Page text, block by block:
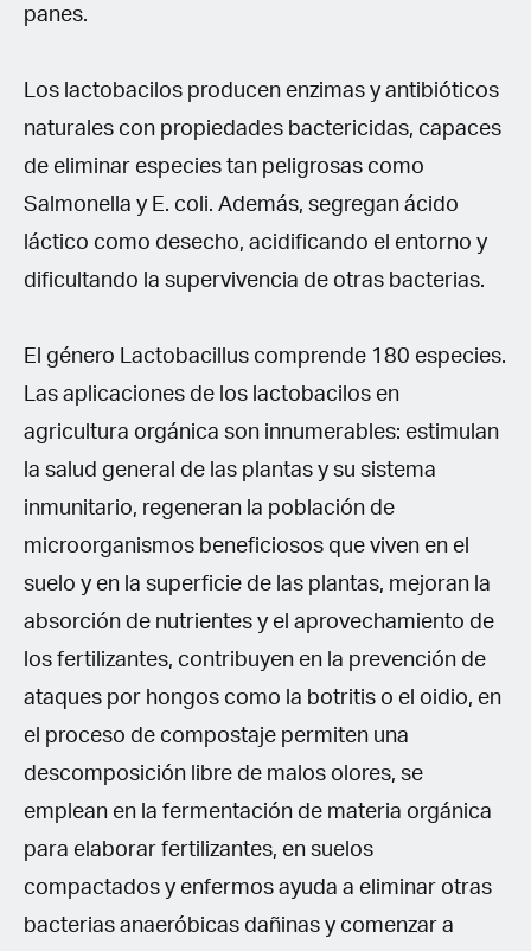
panes.
Los lactobacilos producen enzimas y antibióticos
naturales con propiedades bactericidas, capaces
de eliminar especies tan peligrosas como
Salmonella y E. coli. Además, segregan ácido
láctico como desecho, acidificando el entorno y
dificultando la supervivencia de otras bacterias.
El género Lactobacillus comprende 180 especies.
Las aplicaciones de los lactobacilos en
agricultura orgánica son innumerables: estimulan
la salud general de las plantas y su sistema
inmunitario, regeneran la población de
microorganismos beneficiosos que viven en el
suelo y en la superficie de las plantas, mejoran la
absorción de nutrientes y el aprovechamiento de
los fertilizantes, contribuyen en la prevención de
ataques por hongos como la botritis o el oidio, en
el proceso de compostaje permiten una
descomposición libre de malos olores, se
emplean en la fermentación de materia orgánica
para elaborar fertilizantes, en suelos
compactados y enfermos ayuda a eliminar otras
bacterias anaeróbicas dañinas y comenzar a